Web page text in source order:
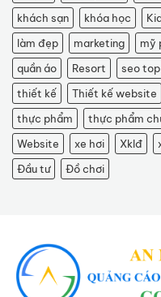
khách sạn
khóa học
làm đẹp
marketing mỹ
quần áo
Resort seo
thiết kế
Thiết kế website
thực phẩm
thực phẩm
Website
xe hơi Xklđ
Đầu tư
Đồ chơi